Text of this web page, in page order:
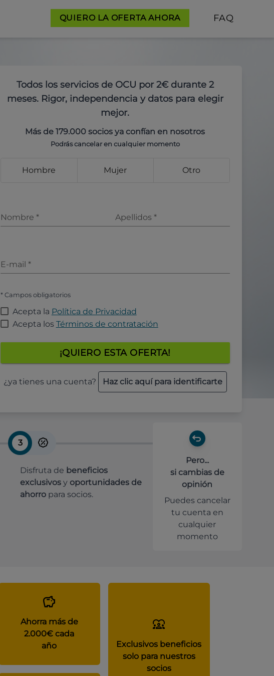
QUIERO LA OFERTA AHORA FAQ
Todos los servicios de OCU por 2€ durante 2
meses. Rigor, independencia y datos para elegir
mejor.
Más de 179.000 socios ya confían en nosotros
Podrás cancelar en cualquier momento
Hombre Mujer Otro
Nombre * Apellidos *
E-mail *
* Campos obligatorios
Acepta la Política de Privacidad
Acepta los Términos de contratación
¡QUIERO ESTA OFERTA!
¿ya tienes una cuenta? Haz clic aquí para identificarte
3
Disfruta de beneficios
exclusivos y oportunidades de
ahorro para socios.
Pero...
si cambias de
opinión
Puedes cancelar
tu cuenta en
cualquier
momento
Ahorra más de
2.000€ cada
año
Exclusivos beneficios
solo para nuestros
socios